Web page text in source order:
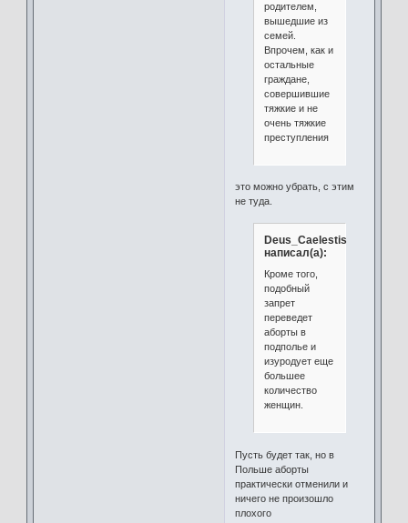
родителем,
вышедшие из
семей.
Впрочем, как и
остальные
граждане,
совершившие
тяжкие и не
очень тяжкие
преступления
это можно убрать, с этим
не туда.
Deus_Caelestis
написал(а):
Кроме того,
подобный
запрет
переведет
аборты в
подполье и
изуродует еще
большее
количество
женщин.
Пусть будет так, но в
Польше аборты
практически отменили и
ничего не произошло
плохого